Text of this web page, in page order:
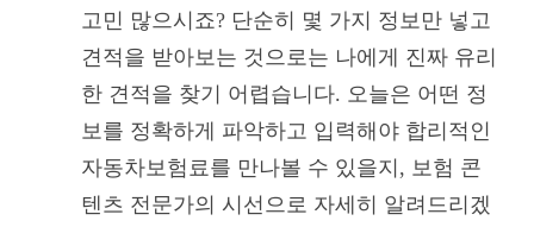
고민 많으시죠? 단순히 몇 가지 정보만 넣고
견적을 받아보는 것으로는 나에게 진짜 유리
한 견적을 찾기 어렵습니다. 오늘은 어떤 정
보를 정확하게 파악하고 입력해야 합리적인
자동차보험료를 만나볼 수 있을지, 보험 콘
텐츠 전문가의 시선으로 자세히 알려드리겠